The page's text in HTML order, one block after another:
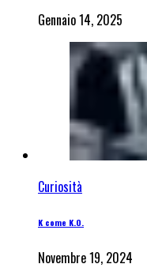
Gennaio 14, 2025
Curiosità
K come K.O.
Novembre 19, 2024